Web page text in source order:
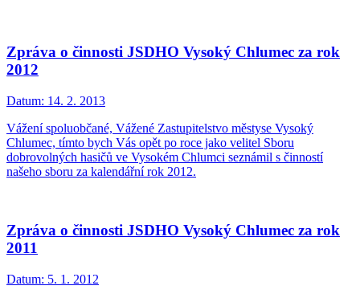
Zpráva o činnosti JSDHO Vysoký Chlumec za rok
2012
Datum: 14. 2. 2013
Vážení spoluobčané, Vážené Zastupitelstvo městyse Vysoký
Chlumec, tímto bych Vás opět po roce jako velitel Sboru
dobrovolných hasičů ve Vysokém Chlumci seznámil s činností
našeho sboru za kalendářní rok 2012.
Zpráva o činnosti JSDHO Vysoký Chlumec za rok
2011
Datum: 5. 1. 2012